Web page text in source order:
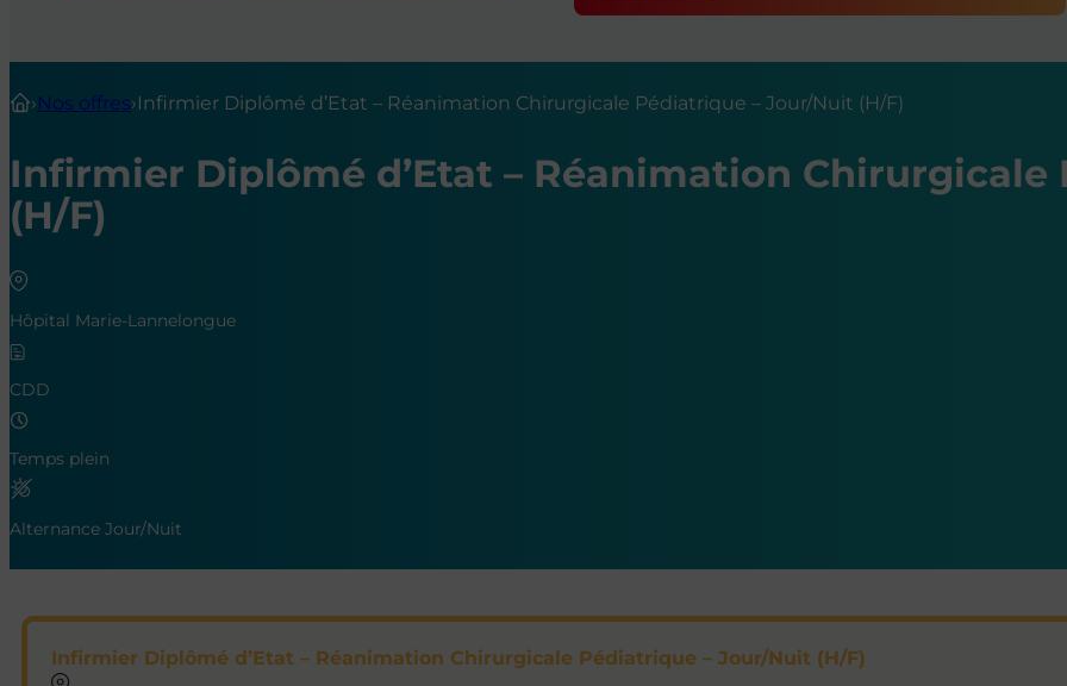
›Nos offres›Infirmier Diplômé d’Etat – Réanimation Chirurgicale Pédiatrique – Jour/Nuit (H/F)
Infirmier Diplômé d’Etat – Réanimation
(H/F)
Hôpital Marie-Lannelongue
CDD
Temps plein
Alternance Jour/Nuit
Infirmier Diplômé d’Etat – Réanimation Chirurgicale Pédiatrique – Jour/Nuit (H/F)